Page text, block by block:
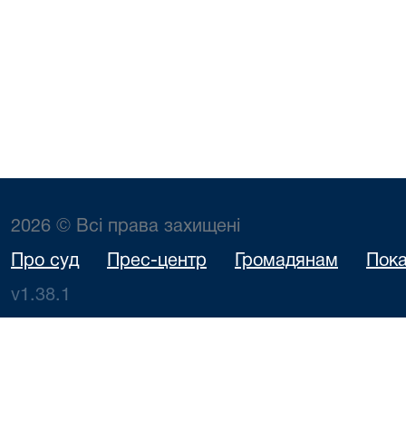
2026 © Всі права захищені
Про суд Прес-центр Громадянам
v1.38.1